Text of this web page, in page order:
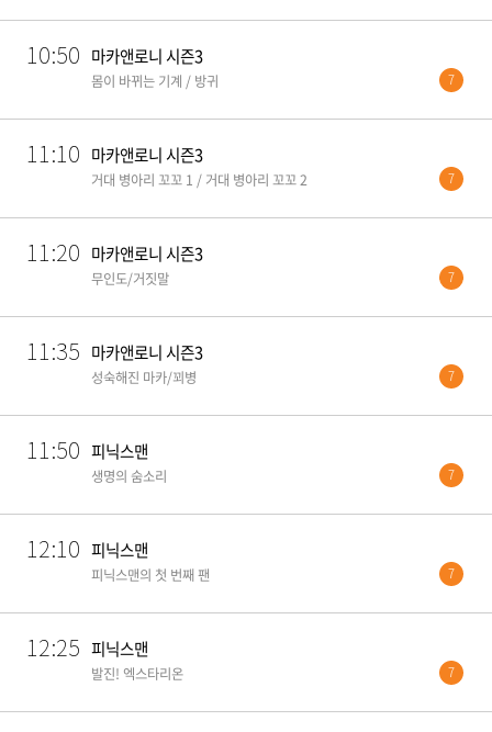
10:50 마카앤로니 시즌3
몸이 바뀌는 기계 / 방귀 7
11:10 마카앤로니 시즌3
거대 병아리 꼬꼬 1 / 거대 병아리 꼬꼬 2 7
11:20 마카앤로니 시즌3
무인도/거짓말 7
11:35 마카앤로니 시즌3
성숙해진 마카/꾀병 7
11:50 피닉스맨
생명의 숨소리 7
12:10 피닉스맨
피닉스맨의 첫 번째 팬 7
12:25 피닉스맨
발진! 엑스타리온 7